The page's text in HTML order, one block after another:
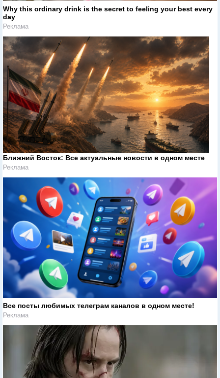
Why this ordinary drink is the secret to feeling your best every
day
Реклама
Ближний Восток: Все актуальные новости в одном месте
Реклама
Все посты любимых телеграм каналов в одном месте!
Реклама